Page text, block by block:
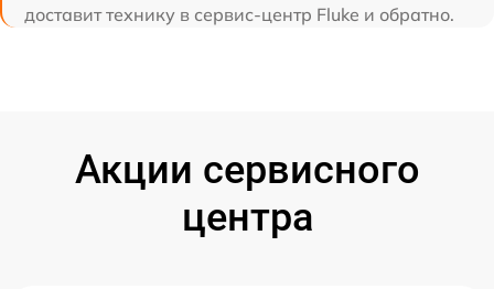
доставит технику в сервис-центр Fluke и обратно.
Акции сервисного
центра